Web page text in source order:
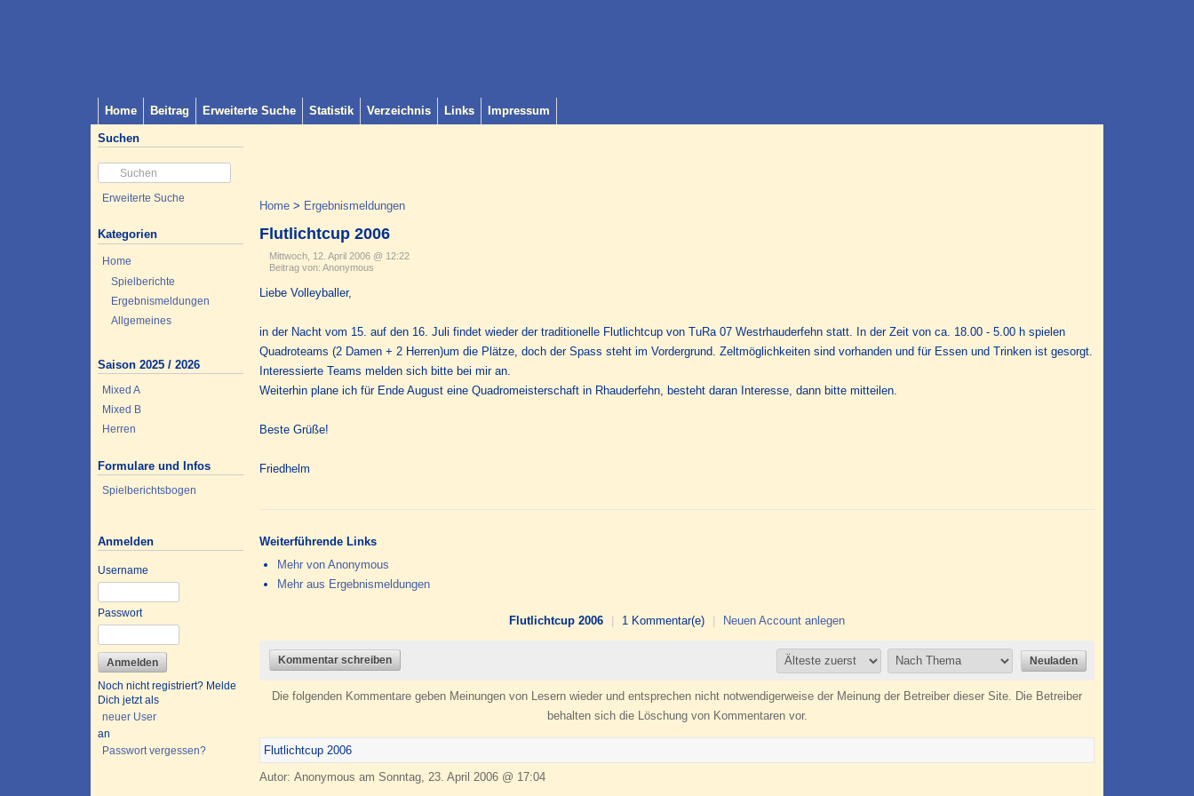
Home Beitrag Erweiterte Suche Statistik Verzeichnis Links Impressum
Home > Ergebnismeldungen
Flutlichtcup 2006
Mittwoch, 12. April 2006 @ 12:22
Beitrag von: Anonymous
Liebe Volleyballer,
in der Nacht vom 15. auf den 16. Juli findet wieder der traditionelle Flutlichtcup von TuRa 07 Westrhauderfehn statt. In der Zeit von ca. 18.00 - 5.00 h spielen
Quadroteams (2 Damen + 2 Herren)um die Plätze, doch der Spass steht im Vordergrund. Zeltmöglichkeiten sind vorhanden und für Essen und Trinken ist gesorgt.
Interessierte Teams melden sich bitte bei mir an.
Weiterhin plane ich für Ende August eine Quadromeisterschaft in Rhauderfehn, besteht daran Interesse, dann bitte mitteilen.
Beste Grüße!
Friedhelm
Weiterführende Links
Mehr von Anonymous
Mehr aus Ergebnismeldungen
Flutlichtcup 2006 | 1 Kommentar(e) | Neuen Account anlegen
Kommentar schreiben
Die folgenden Kommentare geben Meinungen von Lesern wieder und entsprechen nicht notwendigerweise der Meinung der Betreiber dieser Site. Die Betreiber
behalten sich die Löschung von Kommentaren vor.
Flutlichtcup 2006
Autor: Anonymous am Sonntag, 23. April 2006 @ 17:04
Suchen
Erweiterte Suche
Kategorien
Home
Spielberichte
Ergebnismeldungen
Allgemeines
Saison 2025 / 2026
Mixed A
Mixed B
Herren
Formulare und Infos
Spielberichtsbogen
Anmelden
Username
Passwort
Noch nicht registriert? Melde
Dich jetzt als
neuer User
an
Passwort vergessen?